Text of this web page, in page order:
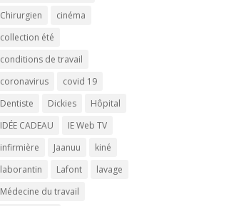
Chirurgien
cinéma
collection été
conditions de travail
coronavirus
covid 19
Dentiste
Dickies
Hôpital
IDÉE CADEAU
IE Web TV
infirmière
Jaanuu
kiné
laborantin
Lafont
lavage
Médecine du travail